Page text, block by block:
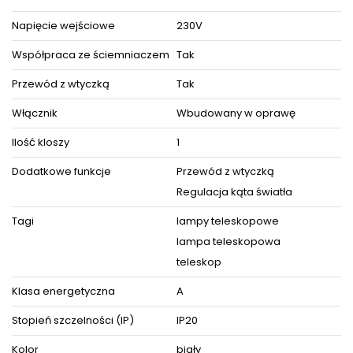
Produkt posiada certyfikaty zgodności i objęty jest
GWARANCJĄ PRODUCENTA.
Zestaw zawiera instrukcję obsługi oraz elementy niezbędne
do złożenia sprzętu.
ZOBACZ PODOBNE PRODUKTY W KATEGORIACH
Napięcie wejściowe
230V
Współpraca ze ściemniaczem Tak
Przewód z wtyczką
Tak
Włącznik
Wbudowany w oprawę
Ilość kloszy
1
Dodatkowe funkcje
Przewód z wtyczką
Regulacja kąta światła
Tagi
lampy teleskopowe
lampa teleskopowa
teleskop
Klasa energetyczna
A
Stopień szczelności (IP)
IP20
Kolor
biały